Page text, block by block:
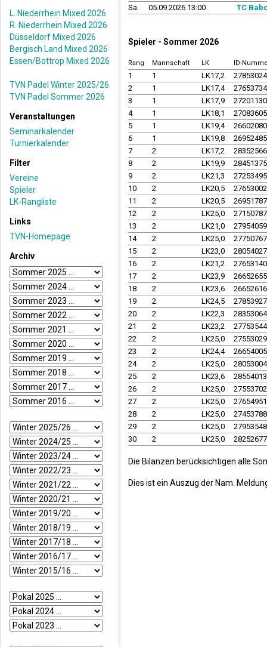
L. Niederrhein Mixed 2026
R. Niederrhein Mixed 2026
Düsseldorf Mixed 2026
Bergisch Land Mixed 2026
Essen/Bottrop Mixed 2026
TVN Padel Winter 2025/26
TVN Padel Sommer 2026
Veranstaltungen
Seminarkalender
Turnierkalender
Filter
Vereine
Spieler
LK-Rangliste
Links
TVN-Homepage
Archiv
Sa.
05.09.2026 13:00 TC
Spieler - Sommer 2026
Rang Mannschaft LK ID-
1 1 LK17,2
2
1 LK17,4
3
1 LK17,9
4
1 LK18,1
5
1 LK19,4
6
1 LK19,8
7
2 LK17,2
8
2 LK19,9
9
2 LK21,3
10
2 LK20,5
11
2 LK20,5
12
2 LK25,0
13
2 LK21,0
14
2 LK25,0
15
2 LK23,0
16
2 LK21,2
17
2 LK23,9
18
2 LK23,6
19
2 LK24,5
20
2 LK22,3
21
2 LK23,2
22
2 LK25,0
23
2 LK24,4
24
2 LK25,0
25
2 LK23,6
26
2 LK25,0
27
2 LK25,0
28
2 LK25,0
29
2 LK25,0
30
2 LK25,0
Die Bilanzen berücksichtigen alle
Dies ist ein Auszug der Nam.